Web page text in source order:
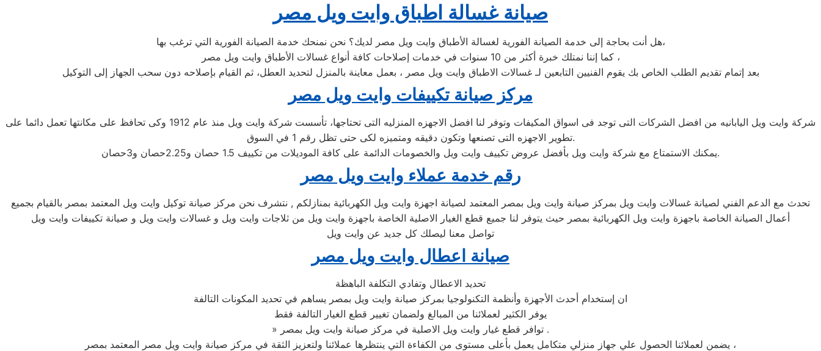
صيانة غسالة اطباق وايت ويل مصر
هل أنت بحاجة إلى خدمة الصيانة الفورية لغسالة الأطباق وايت ويل مصر لديك؟ نحن نمنحك خدمة الصيانة الفورية التي ترغب بها،
كما إننا نمتلك خبرة أكثر من 10 سنوات في خدمات إصلاحات كافة أنواع غسالات الأطباق وايت ويل مصر ،
بعد إتمام تقديم الطلب الخاص بك يقوم الفنيين التابعين لـ غسالات الاطباق وايت ويل مصر ، بعمل معاينة بالمنزل لتحديد العطل، ثم القيام بإصلاحه دون سحب الجهاز إلى التوكيل
مركز صيانة تكييفات وايت ويل مصر
شركة وايت ويل اليابانيه من افضل الشركات التى توجد فى اسواق المكيفات وتوفر لنا افضل الاجهزه المنزليه التى تحتاجها، تأسست شركة وايت ويل منذ عام 1912 وكى تحافظ على مكانتها تعمل دائما على
تطوير الاجهزه التى تصنعها وتكون دقيقه ومتميزه لكى حتى تظل رقم 1 في السوق.
يمكنك الاستمتاع مع شركة وايت ويل بأفضل عروض تكييف وايت ويل والخصومات الدائمة على كافة الموديلات من تكييف 1.5 حصان و2.25حصان و3حصان.
رقم خدمة عملاء وايت ويل مصر
تحدث مع الدعم الفني لصيانة غسالات وايت ويل بمركز صيانة وايت ويل بمصر المعتمد لصيانة اجهزة وايت ويل الكهربائية بمنازلكم , نتشرف نحن مركز صيانة توكيل وايت ويل المعتمد بمصر بالقيام بجميع
أعمال الصيانة الخاصة باجهزة وايت ويل الكهربائية بمصر حيث يتوفر لنا جميع قطع الغيار الاصلية الخاصة باجهزة وايت ويل من ثلاجات وايت ويل و غسالات وايت ويل و صيانة تكييفات وايت ويل
تواصل معنا ليصلك كل جديد عن وايت ويل
صيانة اعطال وايت ويل مصر
تحديد الاعطال وتفادي التكلفة الباهظة
ان إستخدام أحدث الأجهزة وأنظمة التكنولوجيا بمركز صيانة وايت ويل بمصر يساهم في تحديد المكونات التالفة
يوفر الكثير لعملائنا من المبالغ ولضمان تغيير قطع الغيار التالفة فقط
» توافر قطع غيار وايت ويل الاصلية في مركز صيانة وايت ويل بمصر .
يضمن لعملائنا الحصول علي جهاز منزلي متكامل يعمل بأعلى مستوى من الكفاءة التي ينتظرها عملائنا ولتعزيز الثقة في مركز صيانة وايت ويل مصر المعتمد بمصر ،